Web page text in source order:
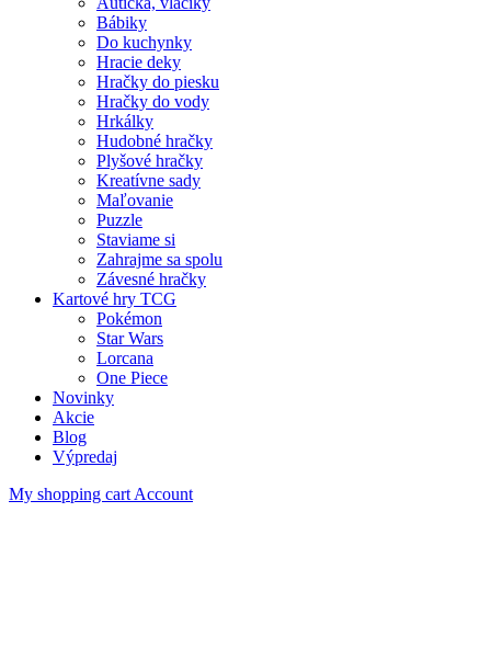
Bábiky
Do kuchynky
Hracie deky
Hračky do piesku
Hračky do vody
Hrkálky
Hudobné hračky
Plyšové hračky
Kreatívne sady
Maľovanie
Puzzle
Staviame si
Zahrajme sa spolu
Závesné hračky
Kartové hry TCG
Pokémon
Star Wars
Lorcana
One Piece
Novinky
Akcie
Blog
Výpredaj
My shopping cart Account